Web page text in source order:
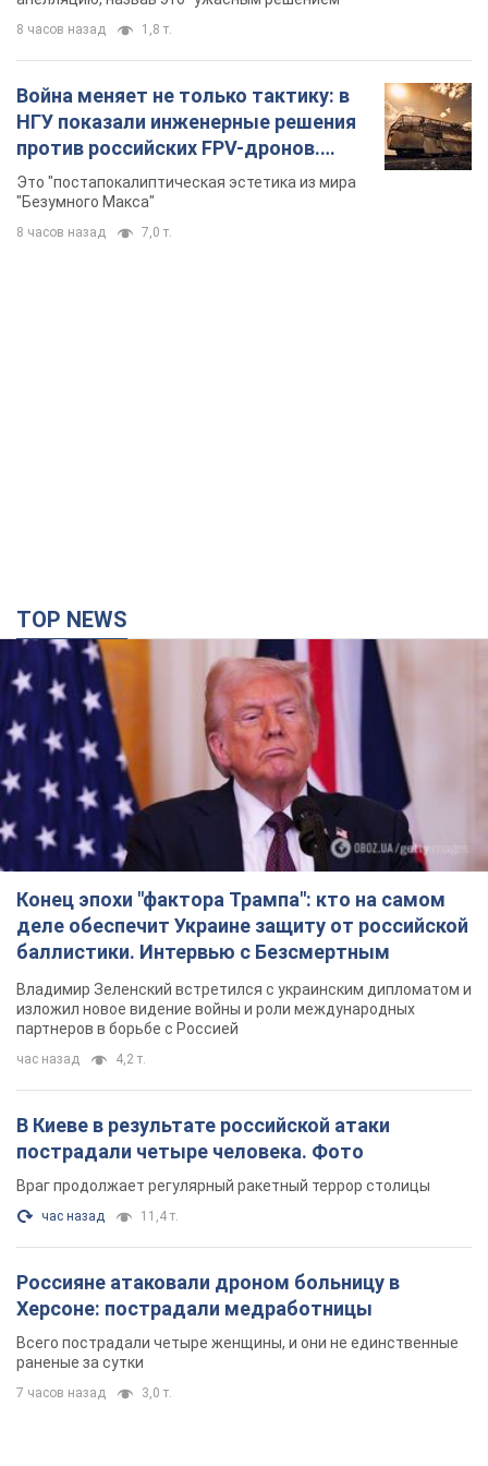
Конец эпохи "фактора Трампа": кто на самом
деле обеспечит Украине защиту от российской
баллистики. Интервью с Безсмертным
Владимир Зеленский встретился с украинским дипломатом и
изложил новое видение войны и роли международных
партнеров в борьбе с Россией
час назад 4,2 т.
В Киеве в результате российской атаки
пострадали четыре человека. Фото
Враг продолжает регулярный ракетный террор столицы
час назад 11,4 т.
Россияне атаковали дроном больницу в
Херсоне: пострадали медработницы
Всего пострадали четыре женщины, и они не единственные